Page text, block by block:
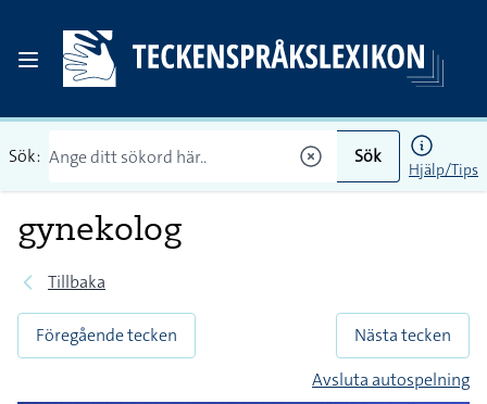
Sök: Sök
Hjälp/Tips
gynekolog
Tillbaka
Föregående tecken
Nästa tecken
Avsluta autospelning